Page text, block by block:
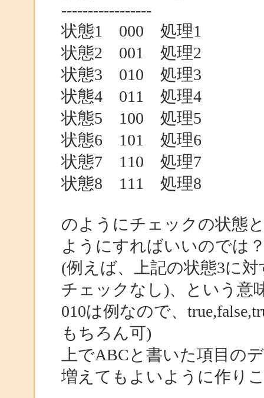
-----------------
状態1 000 処理1
状態2 001 処理2
状態3 010 処理3
状態4 011 処理4
状態5 100 処理5
状態6 101 処理6
状態7 110 処理7
状態8 111 処理8
のようにチェックの状態
ようにすればいいのでは
(例えば、上記の状態3に
チェックなし)、という意
010は例なので、
もちろん可)
上でABCと書いた項目の
増えてもよいように作り